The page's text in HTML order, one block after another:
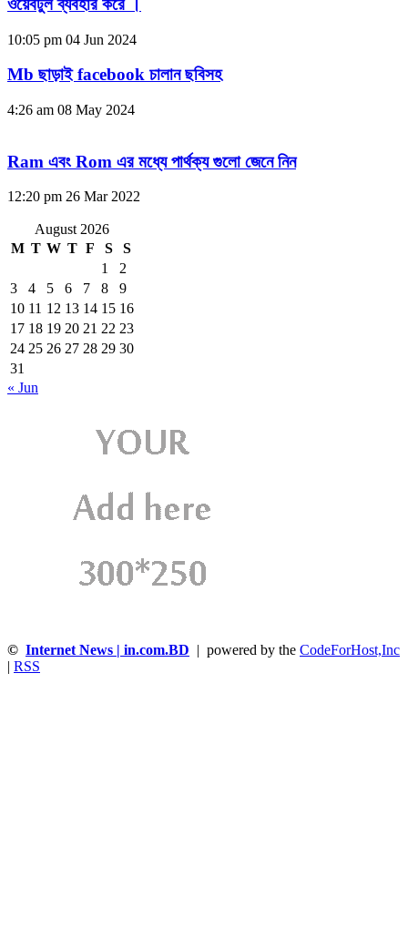
ওয়েবটুল ব্যবহার করে ।
10:05 pm 04 Jun 2024
Mb ছাড়াই facebook চালান ছবিসহ
4:26 am 08 May 2024
Ram এবং Rom এর মধ্যে পার্থক্য গুলো জেনে নিন
12:20 pm 26 Mar 2022
August 2026
M T W T F S
S
1
2
3
4 5 6 7 8
9
10 11 12 13 14 15 16
17 18 19 20 21 22 23
24 25 26 27 28 29 30
31
« Jun
© Internet News | in.com.BD | powered by the CodeForHost,Inc
| RSS